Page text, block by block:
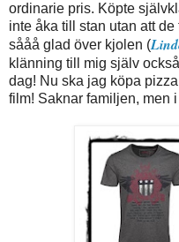
ordinarie pris. Köpte
inte åka till stan utan att
sååå glad över kjolen (
klänning till mig själv
dag! Nu ska jag köpa
film! Saknar familjen, men